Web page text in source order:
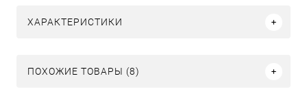
ХАРАКТЕРИСТИКИ
ПОХОЖИЕ ТОВАРЫ (8)